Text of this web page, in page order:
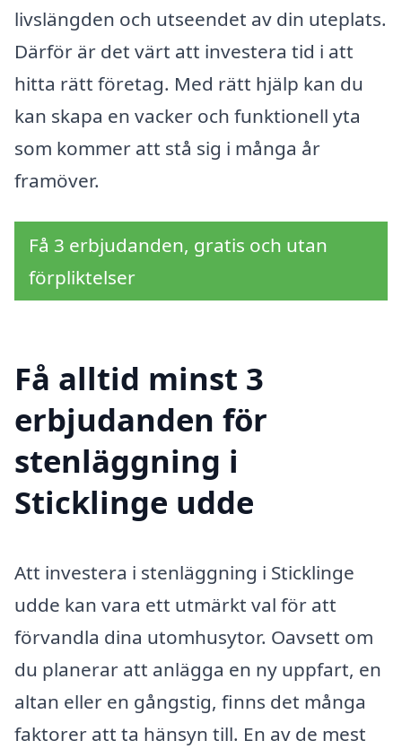
livslängden och utseendet av din uteplats.
Därför är det värt att investera tid i att
hitta rätt företag. Med rätt hjälp kan du
kan skapa en vacker och funktionell yta
som kommer att stå sig i många år
framöver.
Få 3 erbjudanden, gratis och utan
förpliktelser
Få alltid minst 3
erbjudanden för
stenläggning i
Sticklinge udde
Att investera i stenläggning i Sticklinge
udde kan vara ett utmärkt val för att
förvandla dina utomhusytor. Oavsett om
du planerar att anlägga en ny uppfart, en
altan eller en gångstig, finns det många
faktorer att ta hänsyn till. En av de mest